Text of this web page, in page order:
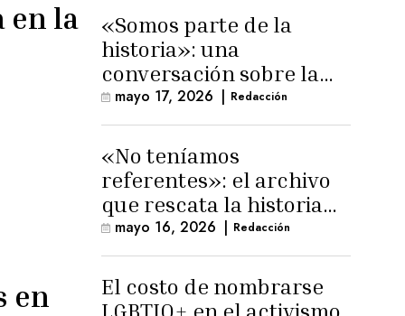
en la
en
«Somos parte de la
historia»: una
conversación sobre la
memoria trans
masculina
mayo 17, 2026 | Redacción
«No teníamos
referentes»: el archivo
que rescata la historia
trans masculina en
Latinoamérica
mayo 16, 2026 | Redacción
El costo de nombrarse